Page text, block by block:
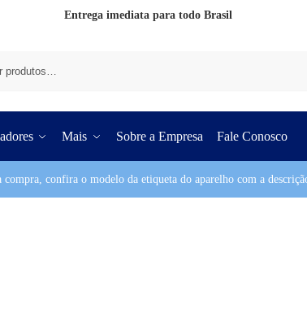
Entrega imediata para todo Brasil
Mais Sobre a Empresa Fale Conosco
confira o modelo da etiqueta do aparelho com a